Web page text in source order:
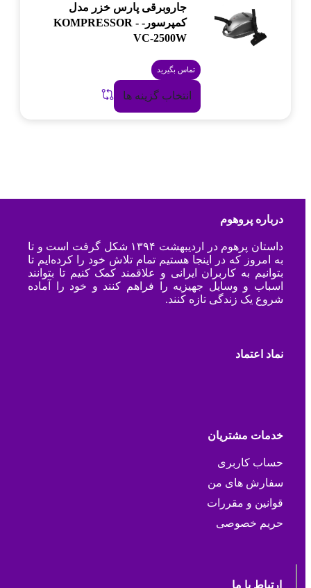
جاروبرقی پارس خزر مدل
کمپرسور- KOMPRESSOR -
VC-2500W
تماس بگیرید
انتخاب گزینه ها
درباره پروهوم
داستان پرهوم در اردیبهشت ۱۳۹۴ شکل گرفت است و تا
به امروز که در اینجا هستیم تمام تلاش خود را کرده‌ایم تا
بتوانیم به کاربران ایرانی و علاقمند کمک کنیم تا بتوانند
اسباب و وسایل جهیزیه را فراهم کنند و خود را آماده
شروع یک زندگی تازه کنند.
نماد اعتماد
خدمات مشتریان
حساب کاربری
سفارش های من
قوانین و مقررات
حریم خصوصی
ارتباط با ما